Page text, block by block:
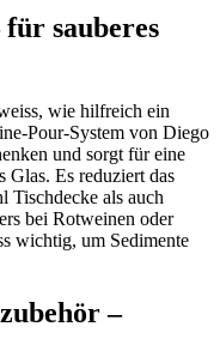
sauberes
wie hilfreich ein
Pour-System von Diego
und sorgt für eine
Glas. Es reduziert das
Tischdecke als auch
bei Rotweinen oder
wichtig, um Sedimente
–